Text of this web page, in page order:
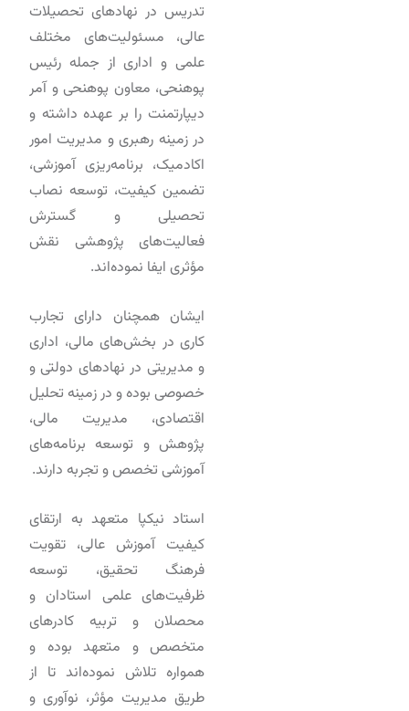
تدریس در نهادهای تحصیلات
عالی، مسئولیت‌های مختلف
علمی و اداری از جمله رئیس
پوهنحی، معاون پوهنحی و آمر
دیپارتمنت را بر عهده داشته و
در زمینه رهبری و مدیریت امور
اکادمیک، برنامه‌ریزی آموزشی،
تضمین کیفیت، توسعه نصاب
تحصیلی و گسترش
فعالیت‌های پژوهشی نقش
مؤثری ایفا نموده‌اند.
ایشان همچنان دارای تجارب
کاری در بخش‌های مالی، اداری
و مدیریتی در نهادهای دولتی و
خصوصی بوده و در زمینه تحلیل
اقتصادی، مدیریت مالی،
پژوهش و توسعه برنامه‌های
آموزشی تخصص و تجربه دارند.
استاد نیکپا متعهد به ارتقای
کیفیت آموزش عالی، تقویت
فرهنگ تحقیق، توسعه
ظرفیت‌های علمی استادان و
محصلان و تربیه کادرهای
متخصص و متعهد بوده و
همواره تلاش نموده‌اند تا از
طریق مدیریت مؤثر، نوآوری و